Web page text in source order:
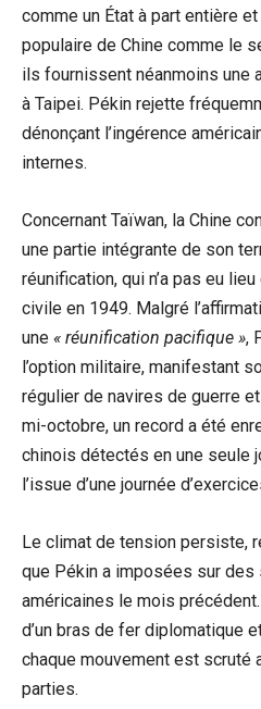
comme un État à part entière
populaire de Chine comme le
ils fournissent néanmoins une
à Taipei. Pékin rejette
dénonçant l’ingérence
internes.
Concernant Taïwan, la Chine
une partie intégrante de son
réunification, qui n’a pas eu
civile en 1949. Malgré
une « réunification pacifique »,
l’option militaire, manifestant
régulier de navires de guerre et
mi-octobre, un record a été
chinois détectés en une seule
l’issue d’une journée
Le climat de tension persiste,
que Pékin a imposées sur
américaines le mois
d’un bras de fer diplomatique
chaque mouvement est scruté
parties.